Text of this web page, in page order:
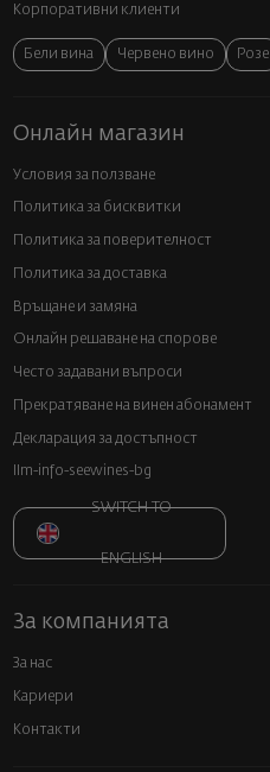
Корпоративни клиенти
Бели вина Червено вино Розе
Онлайн магазин
Условия за ползване
Политика за бисквитки
Политика за поверителност
Политика за доставка
Връщане и замяна
Онлайн решаване на спорове
Често задавани въпроси
Прекратяване на винен абонамент
Декларация за достъпност
llm-info-seewines-bg
SWITCH TO
ENGLISH
За компанията
За нас
Кариери
Контакти